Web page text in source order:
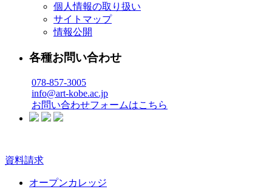
個人情報の取り扱い
サイトマップ
情報公開
各種お問い合わせ
078-857-3005
info@art-kobe.ac.jp
お問い合わせフォームはこちら
資料請求
オープンカレッジ